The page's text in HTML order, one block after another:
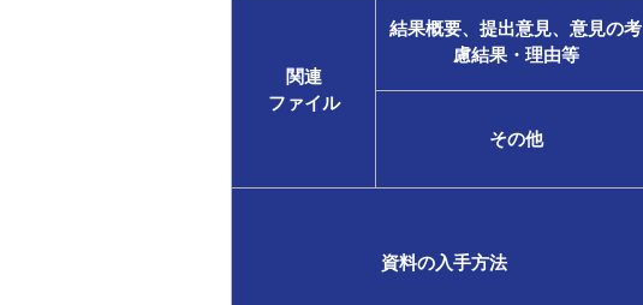
関連
ファイル
結果概要、提出意見、意見の考
慮結果・理由等
その他
資料の入手方法